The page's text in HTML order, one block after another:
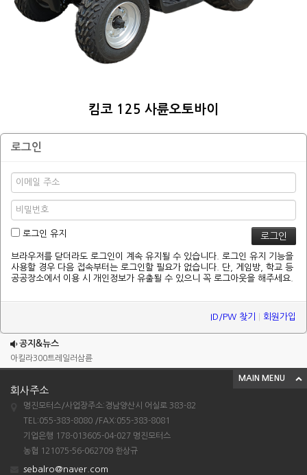
킴코 125 사륜오토바이
로그인
로그인 유지
브라우저를 닫더라도 로그인이 계속 유지될 수 있습니다. 로그인 유지 기능을
사용할 경우 다음 접속부터는 로그인할 필요가 없습니다. 단, 게임방, 학교 등
공공장소에서 이용 시 개인정보가 유출될 수 있으니 꼭 로그아웃을 해주세요.
ID/PW 찾기 회원가입
공지&뉴스
엠보이 125cc삼륜
아킬라300트레일러삼륜
조이맥스125cc삼륜
엠보이 125cc삼륜
MAIN MENU
회사주소
명진모터스/사업장주소:경남양산시 어실로 383-82
TEL:055-383-8080 /FAX:055-383-8081
기업은행 178-013605-04-027 명진모터스
농협 121075-56-062709 한상규
sebalro@naver.com